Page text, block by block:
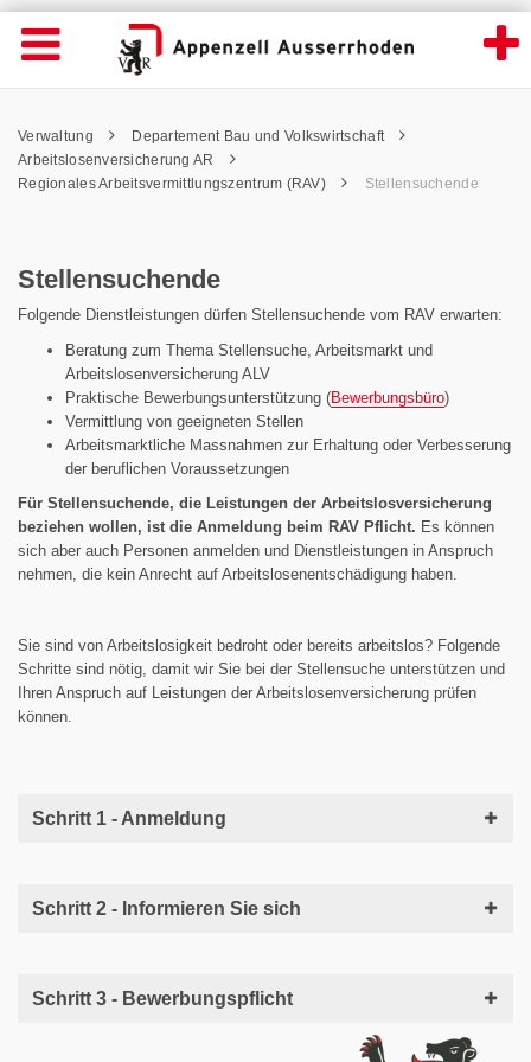
Stellensuchende - Appenzell Ausserrhoden
Wichtige
Seiten
Home
Inhalt
Kontakt
Sitemap
Navigation öffnen
Inhalt
Pfadnavigation
Verwaltung
Departement Bau und Volkswirtschaft
Arbeitslosenversicherung AR
Regionales Arbeitsvermittlungszentrum (RAV)
Stellensuchende
Stellensuchende
Folgende Dienstleistungen dürfen Stellensuchende vom RAV erwarten:
Beratung zum Thema Stellensuche, Arbeitsmarkt und
Arbeitslosenversicherung ALV
Praktische Bewerbungsunterstützung (Bewerbungsbüro)
Vermittlung von geeigneten Stellen
Arbeitsmarktliche Massnahmen zur Erhaltung oder Verbesserung
der beruflichen Voraussetzungen
Für Stellensuchende, die Leistungen der Arbeitslosversicherung
beziehen wollen, ist die Anmeldung beim RAV Pflicht. Es können
sich aber auch Personen anmelden und Dienstleistungen in Anspruch
nehmen, die kein Anrecht auf Arbeitslosenentschädigung haben.
Sie sind von Arbeitslosigkeit bedroht oder bereits arbeitslos? Folgende
Schritte sind nötig, damit wir Sie bei der Stellensuche unterstützen und
Ihren Anspruch auf Leistungen der Arbeitslosenversicherung prüfen
können.
Schritt 1 - Anmeldung
Schritt 2 - Informieren Sie sich
Schritt 3 - Bewerbungspflicht